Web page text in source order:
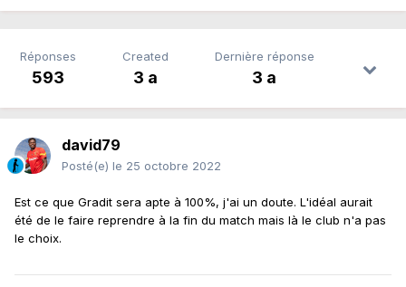
Réponses
593
Created
3 a
Dernière réponse
3 a
david79
Posté(e) le 25 octobre 2022
Est ce que Gradit sera apte à 100%, j'ai un doute. L'idéal aurait
été de le faire reprendre à la fin du match mais là le club n'a pas
le choix.